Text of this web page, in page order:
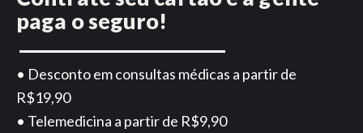
paga o seguro!
• Desconto em consultas médicas a partir de
R$19,90
• Telemedicina a partir de R$9,90